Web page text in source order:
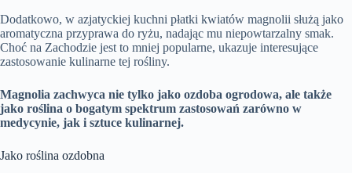
Dodatkowo, w azjatyckiej kuchni płatki kwiatów magnolii służą jako
aromatyczna przyprawa do ryżu, nadając mu niepowtarzalny smak.
Choć na Zachodzie jest to mniej popularne, ukazuje interesujące
zastosowanie kulinarne tej rośliny.
Magnolia zachwyca nie tylko jako ozdoba ogrodowa, ale także
jako roślina o bogatym spektrum zastosowań zarówno w
medycynie, jak i sztuce kulinarnej.
Jako roślina ozdobna